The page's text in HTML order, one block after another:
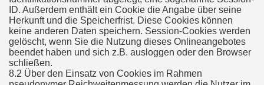
ID. Außerdem enthält ein Cookie die Angabe über seine
Herkunft und die Speicherfrist. Diese Cookies können
keine anderen Daten speichern. Session-Cookies werden
gelöscht, wenn Sie die Nutzung dieses Onlineangebotes
beendet haben und sich z.B. ausloggen oder den Browser
schließen.
8.2 Über den Einsatz von Cookies im Rahmen